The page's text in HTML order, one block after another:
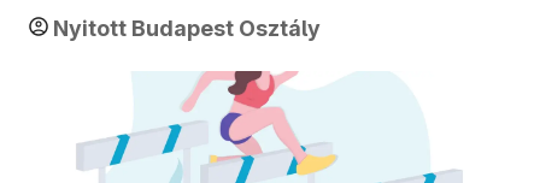
Nyitott Budapest Osztály